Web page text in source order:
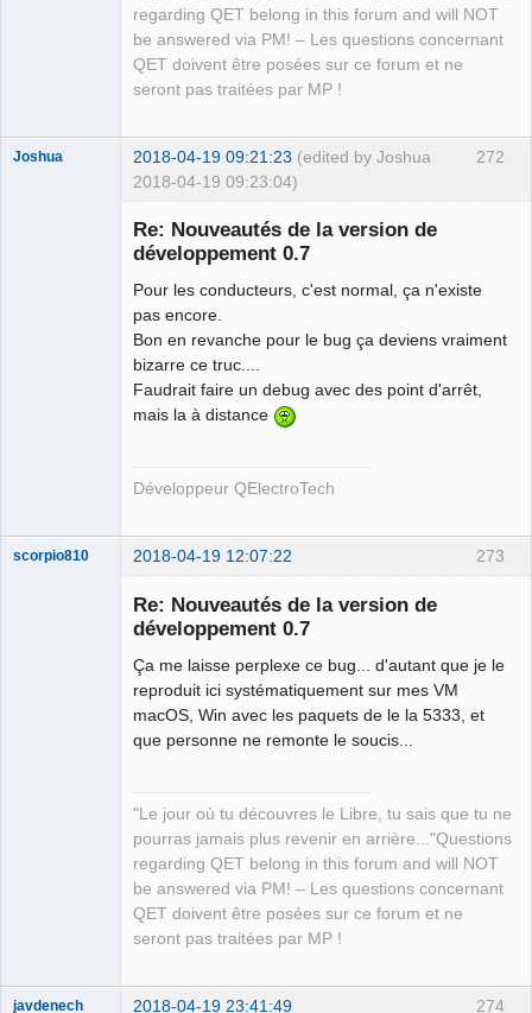
regarding QET belong in this forum and will NOT
be answered via PM! – Les questions concernant
QET doivent être posées sur ce forum et ne
seront pas traitées par MP !
272
Joshua 2018-04-19 09:21:23 (edited by Joshua
2018-04-19 09:23:04)
Re: Nouveautés de la version de
développement 0.7
Pour les conducteurs, c'est normal, ça n'existe
pas encore.
Bon en revanche pour le bug ça deviens vraiment
bizarre ce truc....
Faudrait faire un debug avec des point d'arrêt,
mais la à distance
Développeur QElectroTech
273
scorpio810 2018-04-19 12:07:22
Re: Nouveautés de la version de
développement 0.7
Ça me laisse perplexe ce bug... d'autant que je le
reproduit ici systématiquement sur mes VM
macOS, Win avec les paquets de le la 5333, et
que personne ne remonte le soucis...
"Le jour où tu découvres le Libre, tu sais que tu ne
pourras jamais plus revenir en arrière..."Questions
regarding QET belong in this forum and will NOT
be answered via PM! – Les questions concernant
QET doivent être posées sur ce forum et ne
seront pas traitées par MP !
274
javdenech 2018-04-19 23:41:49